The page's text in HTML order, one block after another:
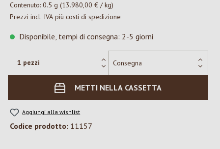
Contenuto: 0.5 g (13.980,00 € / kg)
Prezzi incl. IVA più costi di spedizione
Disponibile, tempi di consegna: 2-5 giorni
METTI NELLA CASSETTA
Aggiungi alla wishlist
Codice prodotto: 11157